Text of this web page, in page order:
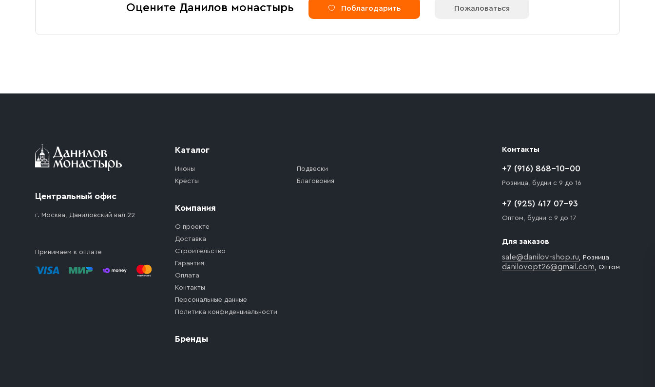
Оцените Данилов монастырь Поблагодарить Пожаловаться
Центральный офис
г. Москва, Даниловский вал 22
Принимаем к оплате
Каталог
Иконы
Кресты
Подвески
Благовония
Компания
О проекте
Доставка
Строительство
Гарантия
Оплата
Контакты
Персональные данные
Политика конфиденциальности
Бренды
Контакты
+7 (916) 868-10-00
Розница, будни с 9 до 16
+7 (925) 417 07-93
Оптом, будни с 9 до 17
Для заказов
sale@danilov-shop.ru, Розница
danilovopt26@gmail.com, Оптом